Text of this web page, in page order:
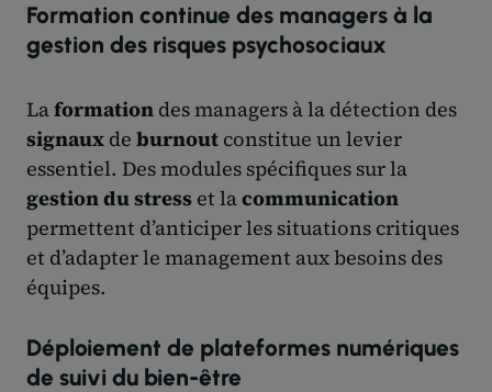
Formation continue des managers à la
gestion des risques psychosociaux
Laformation des managers à la détection des
signaux de burnout constitue un levier
essentiel. Des modules spécifiques sur la
gestion du stress et lacommunication
permettent d’anticiper les situations critiques
et d’adapter le management aux besoins des
équipes.
Déploiement de plateformes numériques
de suivi du bien-être